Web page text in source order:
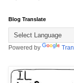
Blog Translate
Powered by